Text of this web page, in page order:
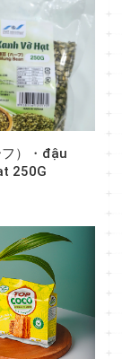
）・đậu
250G